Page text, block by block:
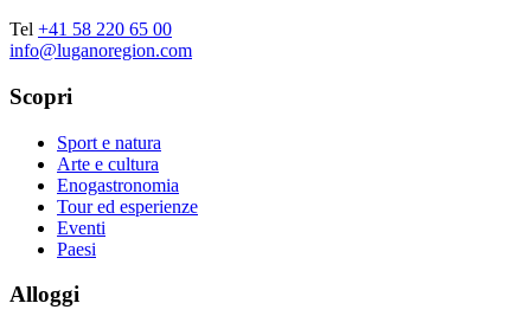
Tel +41 58 220 65 00
info@luganoregion.com
Scopri
Sport e natura
Arte e cultura
Enogastronomia
Tour ed esperienze
Eventi
Paesi
Alloggi